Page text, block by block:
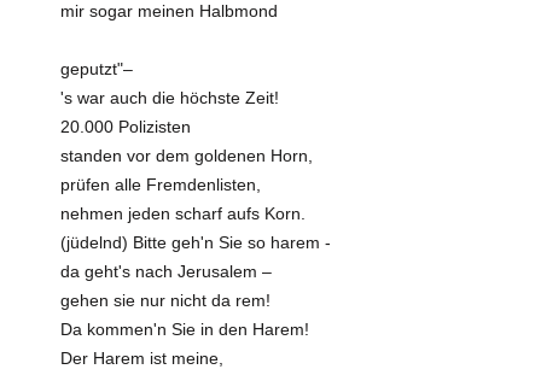
mir sogar meinen Halbmond
geputzt"–
's war auch die höchste Zeit!
20.000 Polizisten
standen vor dem goldenen Horn,
prüfen alle Fremdenlisten,
nehmen jeden scharf aufs Korn.
(jüdelnd) Bitte geh'n Sie so harem -
da geht's nach Jerusalem –
gehen sie nur nicht da rem!
Da kommen'n Sie in den Harem!
Der Harem ist meine,